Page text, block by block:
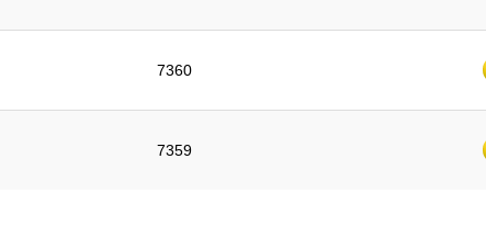
7360
7359